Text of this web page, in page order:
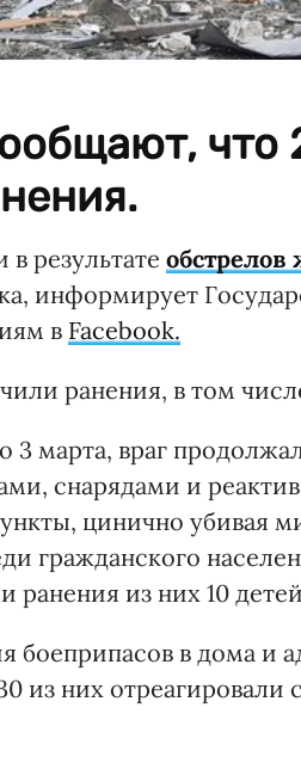
что
в результате
информирует
в Facebook.
ранения, в том
3 марта, враг
снарядами и
цинично убивая
гражданского
ранения из них 10
боеприпасов в дома
из них отреагировали